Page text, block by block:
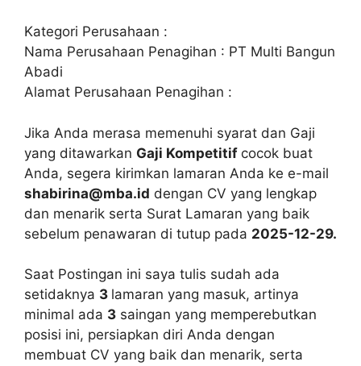
Kategori Perusahaan :
Nama Perusahaan Penagihan : PT Multi Bangun
Abadi
Alamat Perusahaan Penagihan :
Jika Anda merasa memenuhi syarat dan Gaji
yang ditawarkan Gaji Kompetitif cocok buat
Anda, segera kirimkan lamaran Anda ke e-mail
shabirina@mba.id dengan CV yang lengkap
dan menarik serta Surat Lamaran yang baik
sebelum penawaran di tutup pada 2025-12-29.
Saat Postingan ini saya tulis sudah ada
setidaknya 3 lamaran yang masuk, artinya
minimal ada 3 saingan yang memperebutkan
posisi ini, persiapkan diri Anda dengan
membuat CV yang baik dan menarik, serta